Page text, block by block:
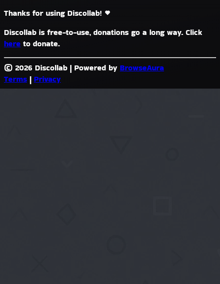
Thanks for using Discollab!
Discollab is free-to-use, donations go a long way. Click
here to donate.
© 2026 Discollab | Powered by BrowseAura
Terms | Privacy